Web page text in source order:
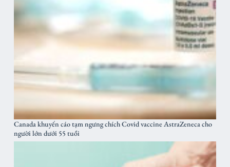
Canada khuyến cáo tạm ngưng chích Covid vaccine AstraZeneca cho
người lớn dưới 55 tuổi